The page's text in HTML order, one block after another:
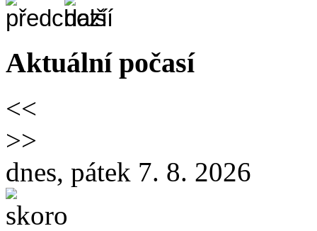
Aktuální počasí
<<
>>
dnes, pátek 7. 8. 2026